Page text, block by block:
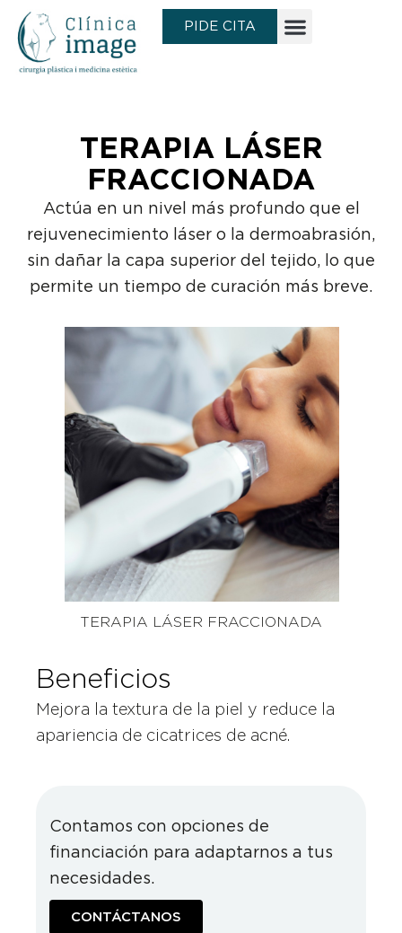
contenido
PIDE CITA
TERAPIA LÁSER
FRACCIONADA
Actúa en un nivel más profundo que el
rejuvenecimiento láser o la dermoabrasión,
sin dañar la capa superior del tejido, lo que
permite un tiempo de curación más breve.
TERAPIA LÁSER FRACCIONADA
Beneficios
Mejora la textura de la piel y reduce la
apariencia de cicatrices de acné.
Contamos con opciones de
financiación para adaptarnos a tus
necesidades.
CONTÁCTANOS